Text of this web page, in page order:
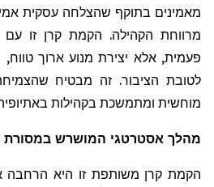
מאמינים בתוקף שהצלחה עסקית
מרווחת הקהילה. הקמת קרן זו עם
פעמית, אלא יצירת מנוע ארוך טווח,
לטובת הציבור. זה מבטיח
מוחשית ומתמשכת בקהילות
מהלך אסטרטגי המושרש במסורת
הקמת קרן משותפת זו היא הרחבה